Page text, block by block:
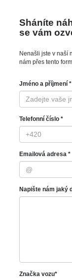
Sháníte
se vám
Nenašli jste v naší
nám přes tento
Jméno a příjmení *
Telefonní číslo *
Emailová adresa *
Napište nám jaký
Značka vozu*